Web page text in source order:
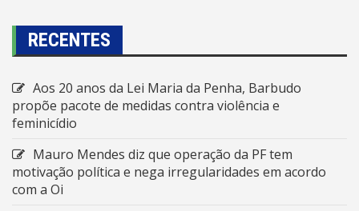
RECENTES
Aos 20 anos da Lei Maria da Penha, Barbudo
propõe pacote de medidas contra violência e
feminicídio
Mauro Mendes diz que operação da PF tem
motivação política e nega irregularidades em acordo
com a Oi